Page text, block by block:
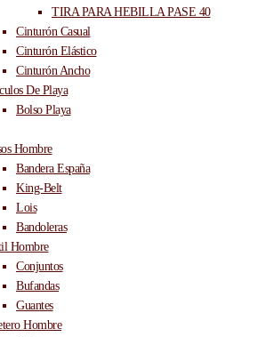
TIRA PARA HEBILLA PASE 40
Cinturón Casual
Cinturón Elástico
Cinturón Ancho
De Playa
Bolso Playa
Hombre
Bandera España
King-Belt
Lois
Bandoleras
Hombre
Conjuntos
Bufandas
Guantes
Hombre